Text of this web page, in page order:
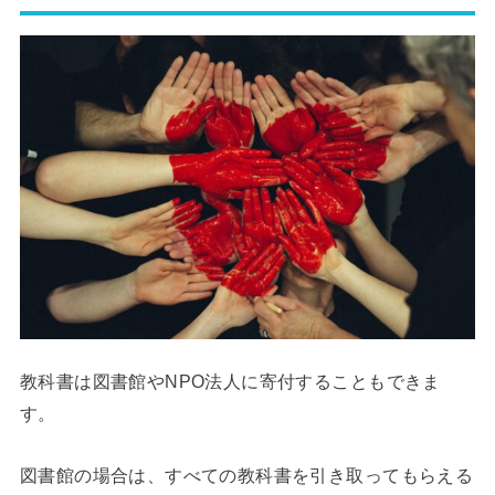
教科書は図書館やNPO法人に寄付することもできま
す。
図書館の場合は、すべての教科書を引き取ってもらえる